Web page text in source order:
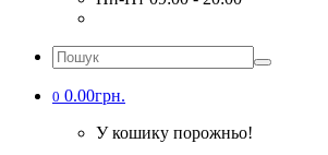
0 0.00грн.
У кошику порожньо!